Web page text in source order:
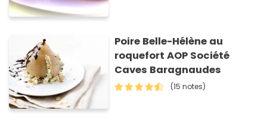
Poire Belle-Hélène au
roquefort AOP Société
Caves Baragnaudes
(15 notes)